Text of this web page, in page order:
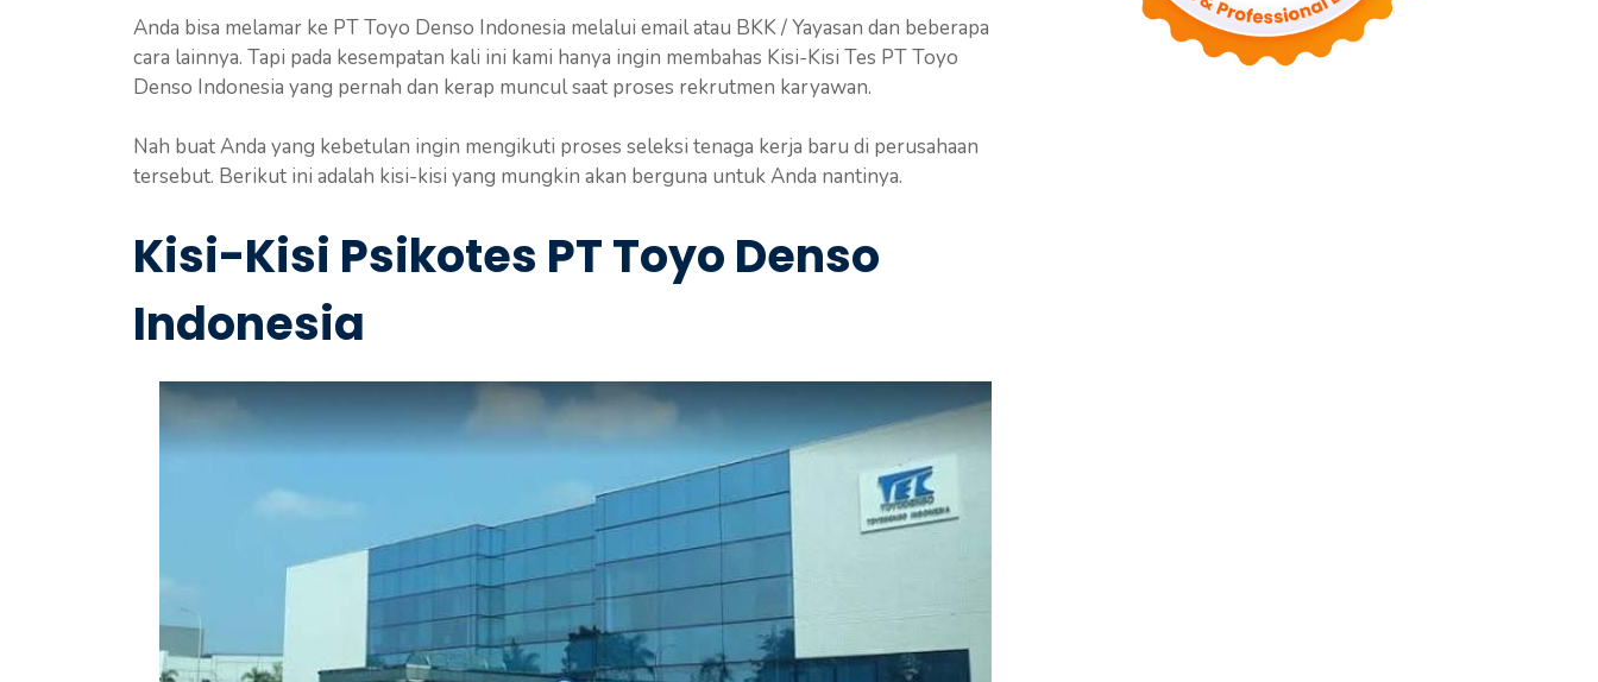
Anda bisa melamar ke PT Toyo Denso Indonesia melalui email atau BKK / Yayasan dan beberapa
cara lainnya. Tapi pada kesempatan kali ini kami hanya ingin membahas Kisi-Kisi Tes PT Toyo
Denso Indonesia yang pernah dan kerap muncul saat proses rekrutmen karyawan.
Nah buat Anda yang kebetulan ingin mengikuti proses seleksi tenaga kerja baru di perusahaan
tersebut. Berikut ini adalah kisi-kisi yang mungkin akan berguna untuk Anda nantinya.
Kisi-Kisi Psikotes PT Toyo Denso
Indonesia